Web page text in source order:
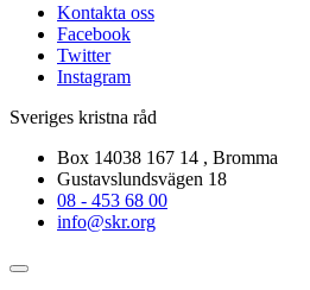
Kontakta oss
Facebook
Twitter
Instagram
Sveriges kristna råd
Box 14038 167 14 , Bromma
Gustavslundsvägen 18
08 - 453 68 00
info@skr.org